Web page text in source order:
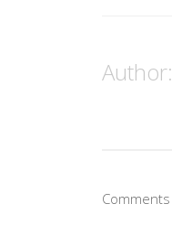
Author: